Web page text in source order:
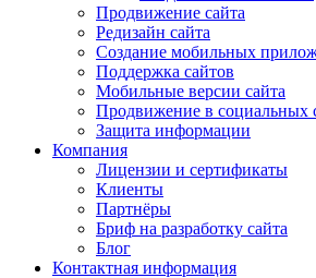
Продвижение сайта
Редизайн сайта
Создание мобильных
Поддержка сайтов
Мобильные версии сайта
Продвижение в социальных
Защита информации
Компания
Лицензии и сертификаты
Клиенты
Партнёры
Бриф на разработку сайта
Блог
Контактная информация